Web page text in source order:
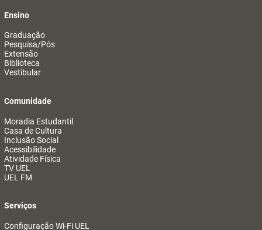
Ensino
Graduação
Pesquisa/Pós
Extensão
Biblioteca
Vestibular
Comunidade
Moradia Estudantil
Casa de Cultura
Inclusão Social
Acessibilidade
Atividade Física
TV UEL
UEL FM
Serviços
Configuração Wi-Fi UEL